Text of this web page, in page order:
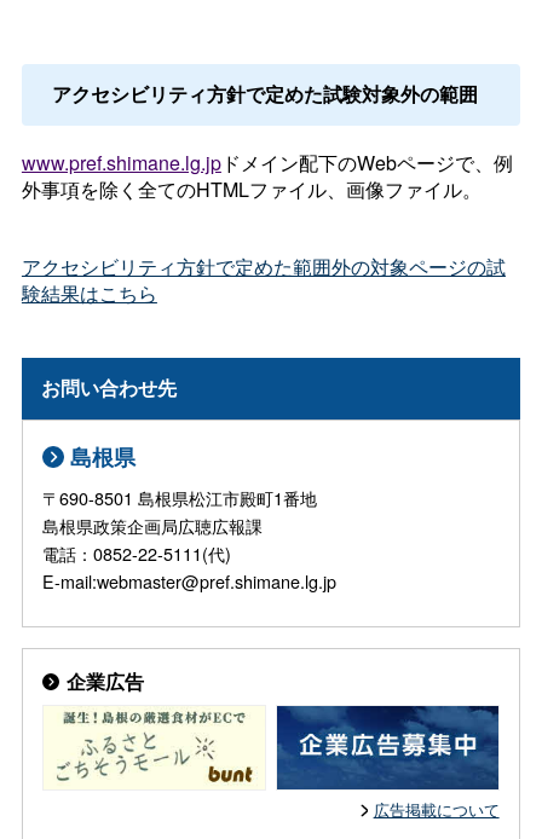
アクセシビリティ方針で定めた試験対象外の範囲
www.pref.shimane.lg.jpドメイン配下のWebページで、例
外事項を除く全てのHTMLファイル、画像ファイル。
アクセシビリティ方針で定めた範囲外の対象ページの試
験結果はこちら
お問い合わせ先
島根県
〒690-8501 島根県松江市殿町1番地
島根県政策企画局広聴広報課
電話：0852-22-5111(代)
E-mail:webmaster@pref.shimane.lg.jp
企業広告
広告掲載について